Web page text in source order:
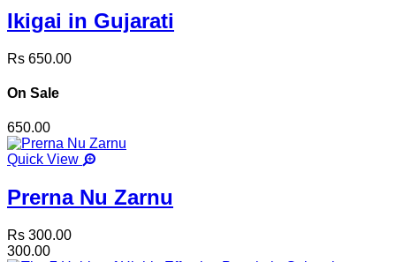
Ikigai in Gujarati
Rs 650.00
On Sale
650.00
Quick View
Prerna Nu Zarnu
Rs 300.00
300.00